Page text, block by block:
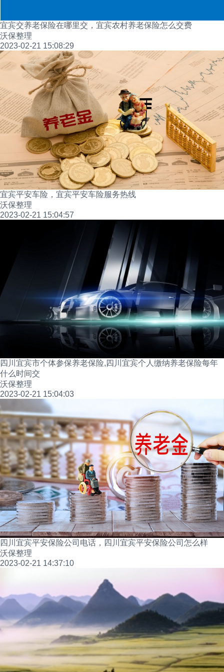
宜宾交养老保险在哪里交，宜宾农村养老保险怎么交费
沃保整理
2023-02-21 15:08:29
宜宾平安车险，宜宾平安车险服务热线
沃保整理
2023-02-21 15:04:57
四川宜宾市个体参保养老保险,四川宜宾个人缴纳养老保险每年
什么时间交
沃保整理
2023-02-21 15:04:03
四川宜宾平安保险公司电话，四川宜宾平安保险公司怎么样
沃保整理
2023-02-21 14:37:10